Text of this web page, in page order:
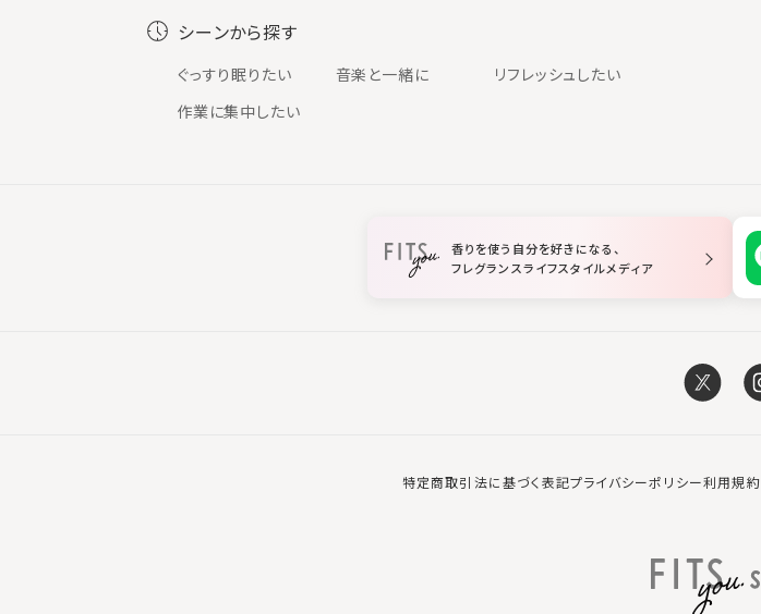
シーンから探す
ぐっすり眠りたい 音楽と一緒に
リフレッシュしたい
作業に集中したい
香りを使う自分を好きになる、
フレグランスライフスタイルメディア
特定商取引法に基づく表記プライバシーポリシー利用規約